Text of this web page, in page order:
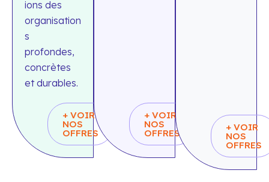
ions des
organisation
s
profondes,
concrètes
et durables.
+ VOIR
NOS
OFFRES
+ VOIR
NOS
OFFRES
+ VOIR
NOS
OFFRES